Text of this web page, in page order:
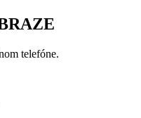
telefóne.